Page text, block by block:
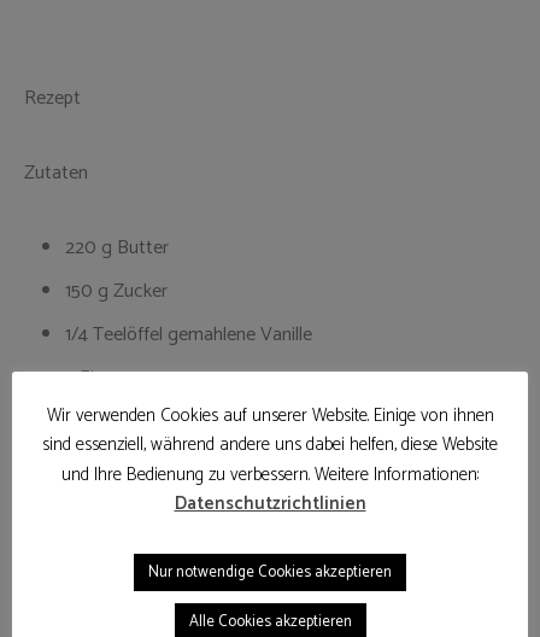
Rezept
Zutaten
220 g Butter
150 g Zucker
1/4 Teelöffel gemahlene Vanille
3 Eier
225 g Dinkelmehl (Type 630)
100 g Dinkelgries
ca. 500 g gemischte Beeren
ca. 20 g Zucker zum Bestreuen
Wir verwenden Cookies auf unserer Website. Einige von ihnen
sind essenziell, während andere uns dabei helfen, diese Website
und Ihre Bedienung zu verbessern. Weitere Informationen:
Datenschutzrichtlinien
Nur notwendige Cookies akzeptieren
Alle Cookies akzeptieren